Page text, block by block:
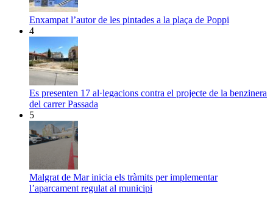
Enxampat l’autor de les pintades a la plaça de Poppi
4
Es presenten 17 al·legacions contra el projecte de la benzinera
del carrer Passada
5
Malgrat de Mar inicia els tràmits per implementar
l’aparcament regulat al municipi